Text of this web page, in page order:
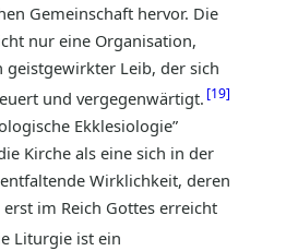
Gemeinschaft hervor. Die
nur eine Organisation,
geistgewirkter Leib, der sich
und vergegenwärtigt. 19
Ekklesiologie”
Kirche als eine sich in der
Wirklichkeit, deren
im Reich Gottes erreicht
Liturgie ist ein